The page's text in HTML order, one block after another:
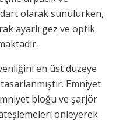
olarak sunulurken,
ayarlı gez ve optik
en üst düzeye
Emniyet
bloğu ve şarjör
önleyerek